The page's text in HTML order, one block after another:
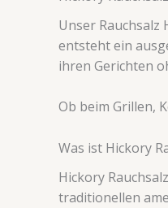
Unser Rauchsalz
entsteht ein
ihren Gerichten
Ob beim Grillen,
Was ist Hickory
Hickory
traditionellen